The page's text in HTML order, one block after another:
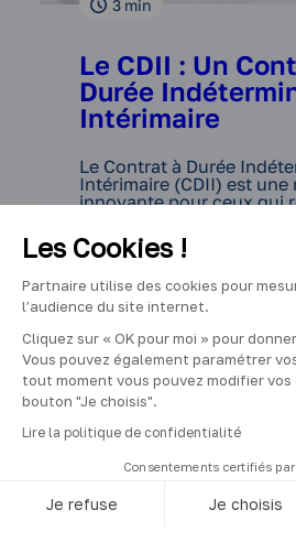
3 min
Le CDII : Un
Durée
Intérimaire
Le Contrat à Durée
Intérimaire (CDII) est une
innovante pour ceux qui
Les Cookies !
Partnaire utilise des cookies pour
l’audience du site internet.
Cliquez sur « OK pour moi » pour
Vous pouvez également paramétrer
tout moment vous pouvez modifier
bouton "Je choisis".
Lire la politique de confidentialité
Consentements certifiés par
Je refuse Je choisis